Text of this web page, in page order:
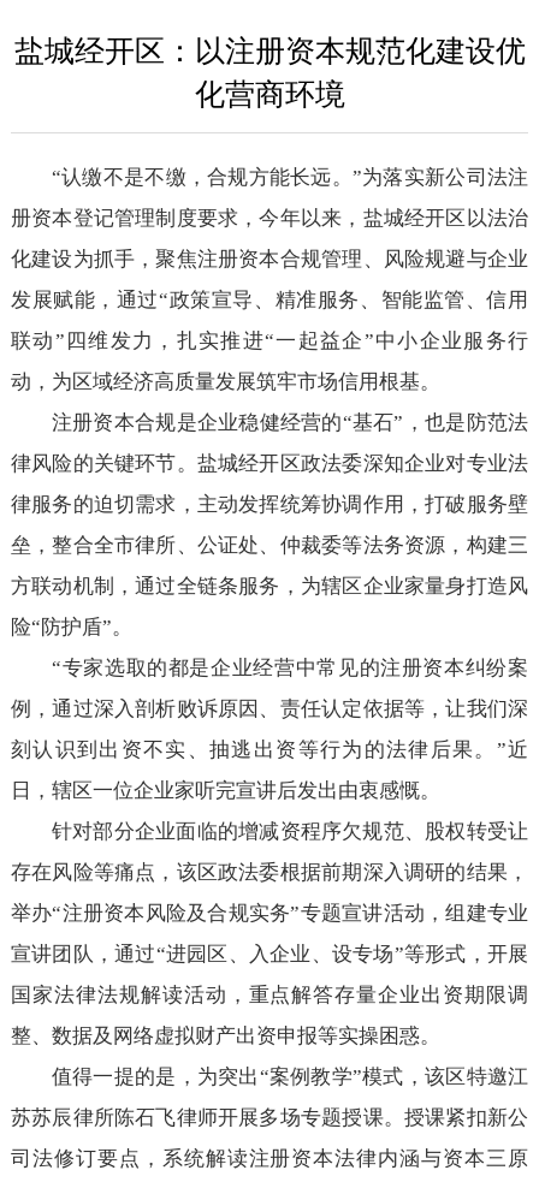
盐城经开区：以注册资本规范化建设优
化营商环境
“认缴不是不缴，合规方能长远。”为落实新公司法注
册资本登记管理制度要求，今年以来，盐城经开区以法治
化建设为抓手，聚焦注册资本合规管理、风险规避与企业
发展赋能，通过“政策宣导、精准服务、智能监管、信用
联动”四维发力，扎实推进“一起益企”中小企业服务行
动，为区域经济高质量发展筑牢市场信用根基。
注册资本合规是企业稳健经营的“基石”，也是防范法
律风险的关键环节。盐城经开区政法委深知企业对专业法
律服务的迫切需求，主动发挥统筹协调作用，打破服务壁
垒，整合全市律所、公证处、仲裁委等法务资源，构建三
方联动机制，通过全链条服务，为辖区企业家量身打造风
险“防护盾”。
“专家选取的都是企业经营中常见的注册资本纠纷案
例，通过深入剖析败诉原因、责任认定依据等，让我们深
刻认识到出资不实、抽逃出资等行为的法律后果。”近
日，辖区一位企业家听完宣讲后发出由衷感慨。
针对部分企业面临的增减资程序欠规范、股权转受让
存在风险等痛点，该区政法委根据前期深入调研的结果，
举办“注册资本风险及合规实务”专题宣讲活动，组建专业
宣讲团队，通过“进园区、入企业、设专场”等形式，开展
国家法律法规解读活动，重点解答存量企业出资期限调
整、数据及网络虚拟财产出资申报等实操困惑。
值得一提的是，为突出“案例教学”模式，该区特邀江
苏苏辰律所陈石飞律师开展多场专题授课。授课紧扣新公
司法修订要点，系统解读注册资本法律内涵与资本三原